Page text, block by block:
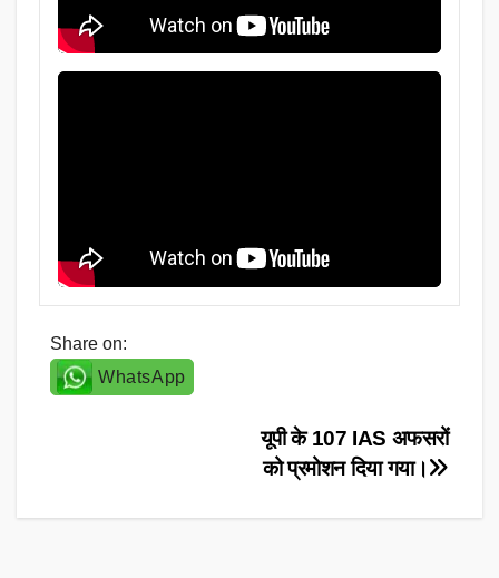
Share on:
WhatsApp
यूपी के 107 IAS अफसरों
को प्रमोशन दिया गया।